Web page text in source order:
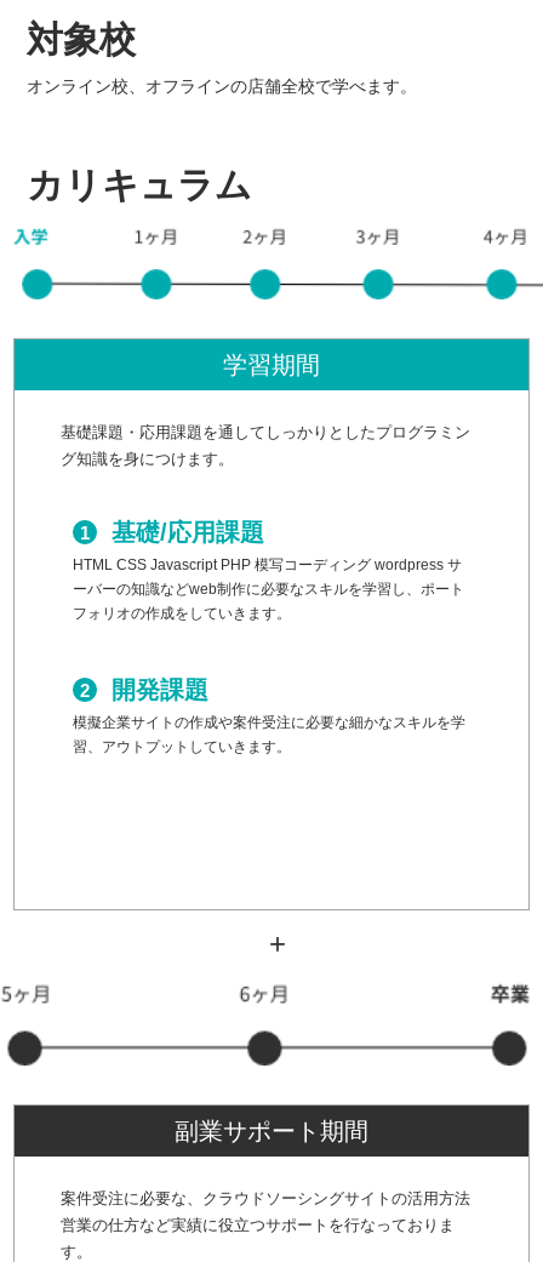
対象校
オンライン校、オフラインの店舗全校で学べます。
カリキュラム
学習期間
基礎課題・応用課題を通してしっかりとしたプログラミン
グ知識を身につけます。
基礎/応用課題
HTML CSS Javascript PHP 模写コーディング wordpress サ
ーバーの知識などweb制作に必要なスキルを学習し、ポート
フォリオの作成をしていきます。
開発課題
模擬企業サイトの作成や案件受注に必要な細かなスキルを学
習、アウトプットしていきます。
副業サポート期間
案件受注に必要な、クラウドソーシングサイトの活用方法
営業の仕方など実績に役立つサポートを行なっておりま
す。